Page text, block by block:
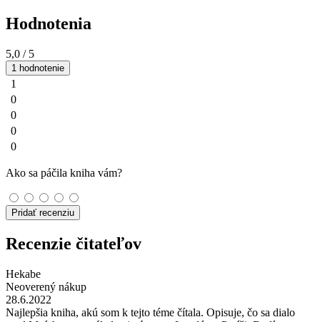
Hodnotenia
5,0 / 5
1 hodnotenie
1
0
0
0
0
Ako sa páčila kniha vám?
Pridať recenziu
Recenzie čitateľov
Hekabe
Neoverený nákup
28.6.2022
Najlepšia kniha, akú som k tejto téme čítala. Opisuje, čo sa dialo